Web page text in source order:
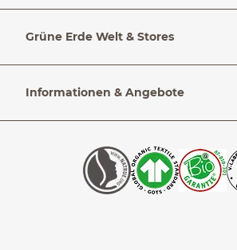
Grüne Erde Welt & Stores
Informationen & Angebote